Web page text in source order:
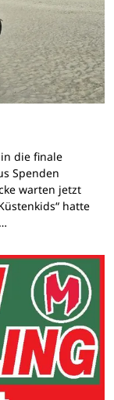
die finale
Spenden
warten jetzt
hatte